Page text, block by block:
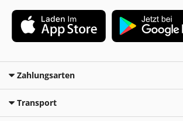
Zahlungsarten
Transport